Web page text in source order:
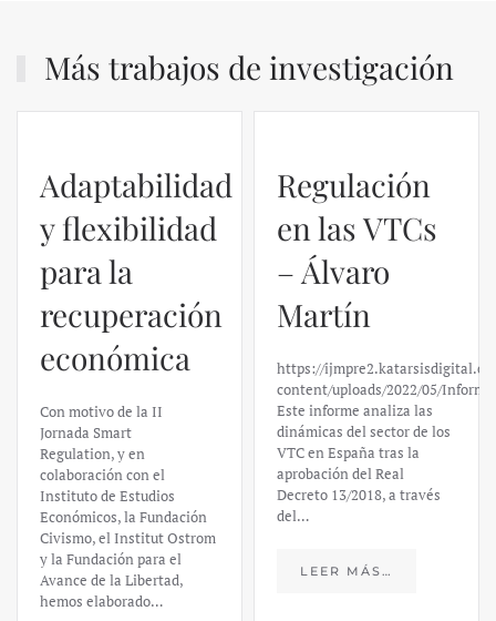
Más trabajos de investigación
Adaptabilidad
y flexibilidad
para la
recuperación
económica
Con motivo de la II
Jornada Smart
Regulation, y en
colaboración con el
Instituto de Estudios
Económicos, la Fundación
Civismo, el Institut Ostrom
y la Fundación para el
Avance de la Libertad,
hemos elaborado…
Regulación
en las VTCs
– Álvaro
Martín
https://
content/uploads/2022/05/
Este informe analiza las
dinámicas del sector de los
VTC en España tras la
aprobación del Real
Decreto 13/2018, a través
del…
LEER MÁS…